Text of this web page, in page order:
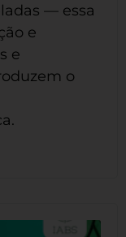
— essa
e
e
o